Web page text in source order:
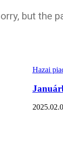
but the
Hazai